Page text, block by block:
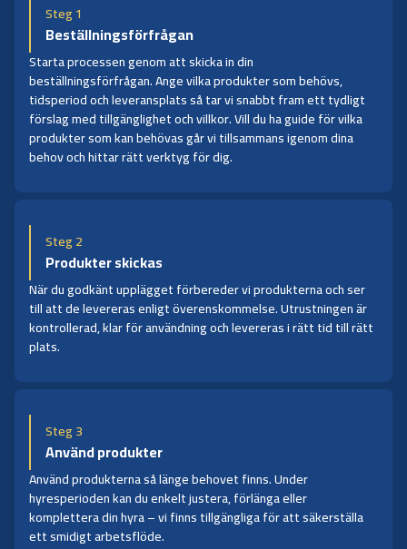
Steg 1
Beställningsförfrågan
Starta processen genom att skicka in din
beställningsförfrågan. Ange vilka produkter som behövs,
tidsperiod och leveransplats så tar vi snabbt fram ett tydligt
förslag med tillgänglighet och villkor. Vill du ha guide för vilka
produkter som kan behövas går vi tillsammans igenom dina
behov och hittar rätt verktyg för dig.
Steg 2
Produkter skickas
När du godkänt upplägget förbereder vi produkterna och ser
till att de levereras enligt överenskommelse. Utrustningen är
kontrollerad, klar för användning och levereras i rätt tid till rätt
plats.
Steg 3
Använd produkter
Använd produkterna så länge behovet finns. Under
hyresperioden kan du enkelt justera, förlänga eller
komplettera din hyra – vi finns tillgängliga för att säkerställa
ett smidigt arbetsflöde.